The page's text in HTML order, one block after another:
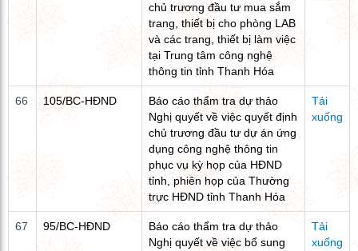
chủ trương đầu tư mua sắm
trang, thiết bị cho phòng LAB
và các trang, thiết bị làm việc
tại Trung tâm công nghệ
thông tin tỉnh Thanh Hóa
66 105/BC-HĐND
Báo cáo thẩm tra dự thảo
Nghị quyết về việc quyết định
chủ trương đầu tư dự án ứng
dụng công nghệ thông tin
phục vụ kỳ họp của HĐND
tỉnh, phiên họp của Thường
trực HĐND tỉnh Thanh Hóa
Tải
xuống
67 95/BC-HĐND
Báo cáo thẩm tra dự thảo
Nghị quyết về việc bổ sung
Tải
xuống